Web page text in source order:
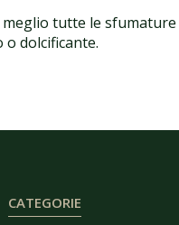
tutte le
dolcificante.
CATEGORIE